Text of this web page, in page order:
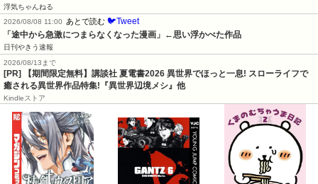
浮気ちゃんねる
2026/08/08 11:00
あとで読む 🐦Tweet
「途中から急激につまらなくなった漫画」←思い浮かべた作品
日刊やきう速報
2026/08/13まで
[PR] 【期間限定無料】講談社 夏電書2026 異世界でほっと一息! スローライフで
癒される異世界作品特集!『異世界辺境メシ』他
Kindleストア